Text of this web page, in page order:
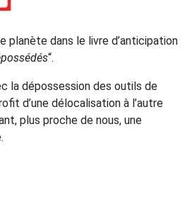
planète dans le livre d’anticipation
“.
la dépossession des outils de
d’une délocalisation à l’autre
plus proche de nous, une